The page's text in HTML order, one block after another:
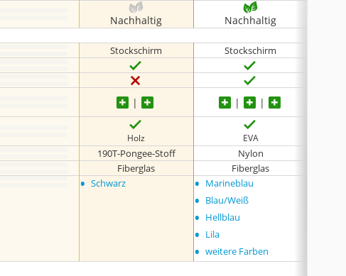
Nachhaltig Nachhaltig
Stockschirm Stockschirm
Holz EVA
190T-Pongee-Stoff
Nylon
Fiberglas Fiberglas
• Schwarz • Marineblau
• Blau/Weiß
• Hellblau
• Lila
• weitere Farben